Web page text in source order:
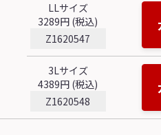
LLサイズ
3289円 (税込)
Z1620547
3Lサイズ
4389円 (税込)
Z1620548